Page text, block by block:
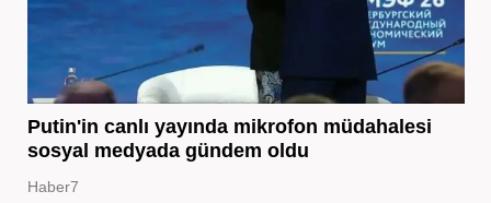
Putin'in canlı yayında mikrofon müdahalesi
sosyal medyada gündem oldu
Haber7